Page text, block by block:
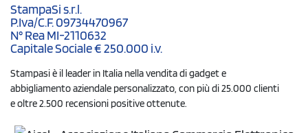
StampaSi s.r.l.
P.Iva/C.F. 09734470967
N° Rea MI-2110632
Capitale Sociale € 250.000 i.v.
Stampasi è il leader in Italia nella vendita di gadget e
abbigliamento aziendale personalizzato, con più di 25.000 clienti
e oltre 2.500 recensioni positive ottenute.